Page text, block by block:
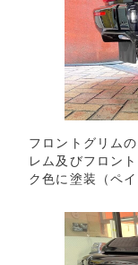
フロントグリム
レム及びフロン
ク色に塗装（ペイ